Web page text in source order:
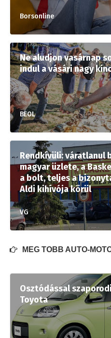
Borsonline
Ne aludjon vasárnap
indul a vásári nagy
BEOL
Rendkívüli: váratlanul
magyar üzlete, a
a bolt, teljes a
Aldi kihívója körül
VG
MÉG TÖBB AUTÓ-
Osztódással
Toyota